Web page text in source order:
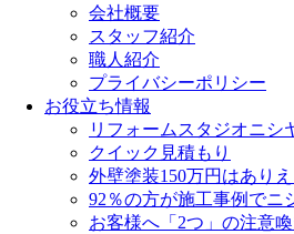
会社概要
スタッフ紹介
職人紹介
プライバシーポリシー
お役立ち情報
リフォームスタジオニシ
クイック見積もり
外壁塗装150万円はありえ
92％の方が施工事例でニ
お客様へ「2つ」の注意喚